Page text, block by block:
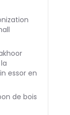
essor en
de bois